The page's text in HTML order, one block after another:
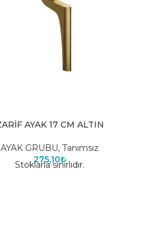
AYAK 17 CM ALTIN
AYAK GRUBU, Tanımsız
275,10₺
Stoklarla sınırlıdır.